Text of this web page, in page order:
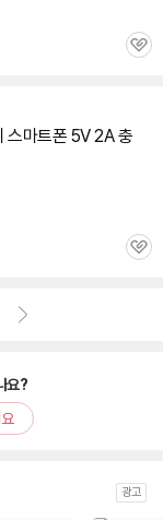
관
스마트폰 5V 2A 충
관
요?
광고